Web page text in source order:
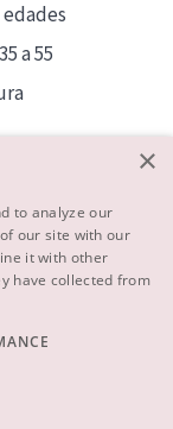
edades
a 55
×
to analyze our
our site with our
it with other
have collected from